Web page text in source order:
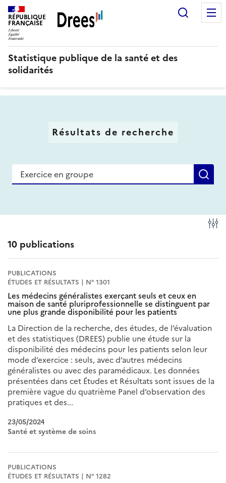
Aller
au
contenu
principal
RÉPUBLIQUE
FRANÇAISE
Statistique publique de la santé et des
solidarités
Résultats de recherche
Recherche
10 publications
PUBLICATIONS
ÉTUDES ET RÉSULTATS | N° 1301
Les médecins généralistes exerçant seuls et ceux en
maison de santé pluriprofessionnelle se distinguent par
une plus grande disponibilité pour les patients
La Direction de la recherche, des études, de l’évaluation
et des statistiques (DREES) publie une étude sur la
disponibilité des médecins pour les patients selon leur
mode d’exercice : seuls, avec d’autres médecins
généralistes ou avec des paramédicaux. Les données
présentées dans cet Études et Résultats sont issues de la
première vague du quatrième Panel d’observation des
pratiques et des...
23/05/2024
Santé et système de soins
PUBLICATIONS
ÉTUDES ET RÉSULTATS | N° 1282